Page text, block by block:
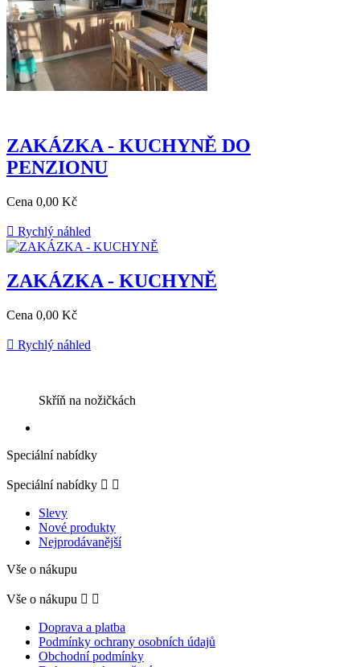
ZAKÁZKA - KUCHYNĚ DO
PENZIONU
Cena 0,00 Kč
 Rychlý náhled
ZAKÁZKA - KUCHYNĚ
Cena 0,00 Kč
 Rychlý náhled
Skříň na nožičkách
Speciální nabídky
Speciální nabídky  
Slevy
Nové produkty
Nejprodávanější
Vše o nákupu
Vše o nákupu  
Doprava a platba
Podmínky ochrany osobních údajů
Obchodní podmínky